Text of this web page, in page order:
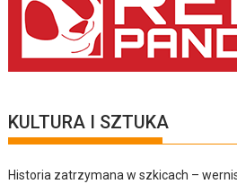
KULTURA I SZTUKA
Historia zatrzymana w szkicach –